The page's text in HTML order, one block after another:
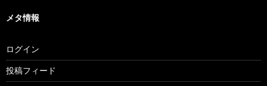
メタ情報
ログイン
投稿フィード